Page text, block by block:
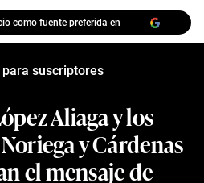
como fuente preferida en
para suscriptores
Aliaga y los
y Cárdenas
el mensaje de